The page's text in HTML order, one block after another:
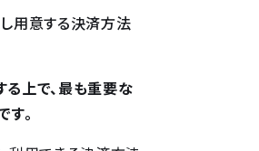
用意する決済方法
上で、最も重要な
。